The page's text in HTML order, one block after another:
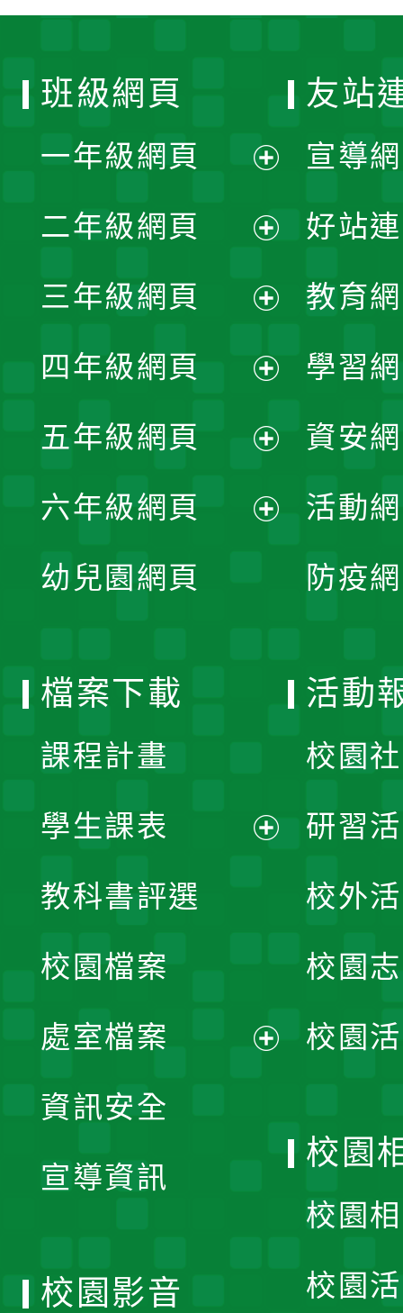
班級網頁
一年級網頁
開
選
單
二年級網頁
開
選
單
三年級網頁
開
選
單
四年級網頁
開
選
五年級網頁
開
六年級網頁
幼兒園網頁
友站
宣導
好站
教育
學習
資安
活動
防疫
檔案下載
課程計畫
學生課表
單
教科書評選
校園檔案
處室檔案
資訊安全
宣導資訊
活動
校園
研習
校外
校園
校園
校園
校園
校園
校園影音